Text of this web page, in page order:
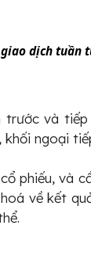
dịch tuần
và
khối ngoại
phiếu, và
về kết